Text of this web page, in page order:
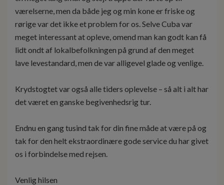
værelserne, men da både jeg og min kone er friske og
rørige var det ikke et problem for os. Selve Cuba var
meget interessant at opleve, omend man kan godt kan få
lidt ondt af lokalbefolkningen på grund af den meget
lave levestandard, men de var alligevel glade og venlige.
Krydstogtet var også alle tiders oplevelse – så alt i alt har
det været en ganske begivenhedsrig tur.
Endnu en gang tusind tak for din fine måde at være på og
tak for den helt ekstraordinære gode service du har givet
os i forbindelse med rejsen.
Venlig hilsen